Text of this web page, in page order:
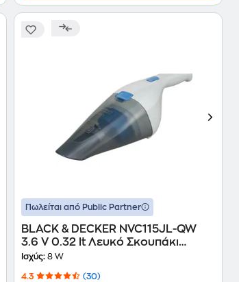
Πωλείται από Public Partner
BLACK & DECKER NVC115JL-QW
3.6 V 0.32 lt Λευκό Σκουπάκι
Χειρός
Ισχύς:8 W
4.3 (30)